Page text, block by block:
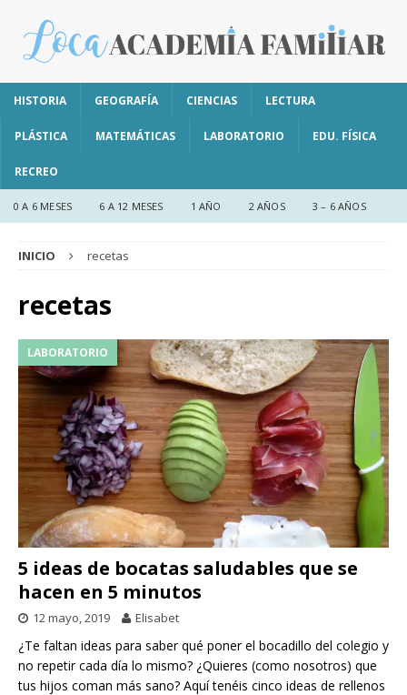
HISTORIA GEOGRAFÍA CIENCIAS LECTURA
PLÁSTICA MATEMÁTICAS LABORATORIO EDU. FÍSICA
RECREO
0 A 6 MESES 6 A 12 MESES 1 AÑO 2 AÑOS 3 – 6 AÑOS
INICIO recetas
recetas
LABORATORIO
5 ideas de bocatas saludables que se
hacen en 5 minutos
12 mayo, 2019 Elisabet
¿Te faltan ideas para saber qué poner el bocadillo del colegio y
no repetir cada día lo mismo? ¿Quieres (como nosotros) que
tus hijos coman más sano? Aquí tenéis cinco ideas de rellenos